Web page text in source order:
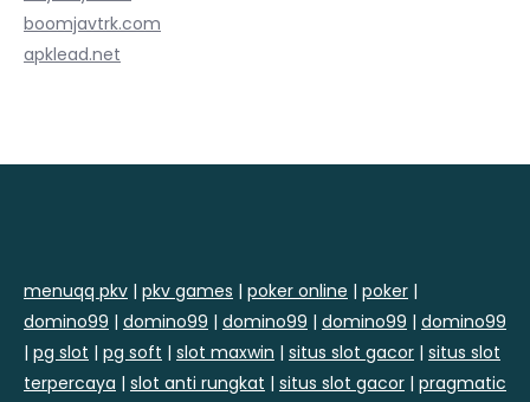
boomjavtrk.com
apklead.net
menuqq pkv | pkv games | poker online | poker |
domino99 | domino99 | domino99 | domino99 | domino99
| pg slot | pg soft | slot maxwin | situs slot gacor | situs slot
terpercaya | slot anti rungkat | situs slot gacor | pragmatic